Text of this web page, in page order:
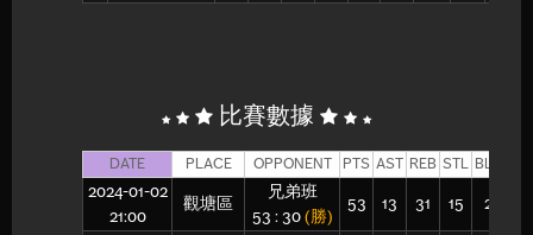
比賽數據
DATE PLACE OPPONENT PTS AST REB STL BLK
2024-01-02
21:00
觀塘區
兄弟班
53 : 30 (勝)
53 13 31 15 2